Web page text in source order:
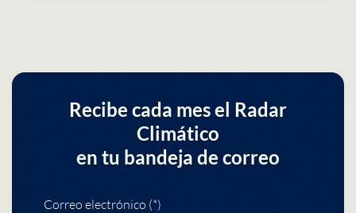
Recibe cada mes el Radar
Climático
en tu bandeja de correo
Correo electrónico (*)